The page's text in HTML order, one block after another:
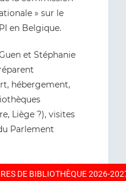
» sur le
en Belgique.
et Stéphanie
hébergement,
Liège ?), visites
Parlement
DE BIBLIOTHÈQUE 2026-